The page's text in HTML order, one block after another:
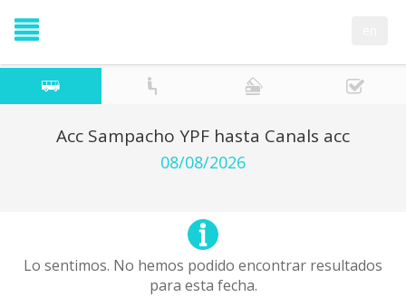
Acc Sampacho YPF hasta Canals acc
08/08/2026
Lo sentimos. No hemos podido encontrar resultados
para esta fecha.